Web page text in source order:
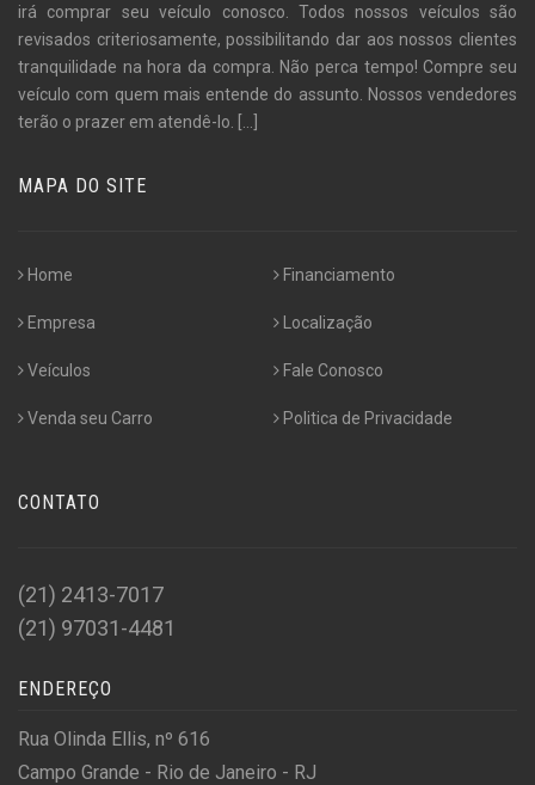
irá comprar seu veículo conosco. Todos nossos veículos são
revisados criteriosamente, possibilitando dar aos nossos clientes
tranquilidade na hora da compra. Não perca tempo! Compre seu
veículo com quem mais entende do assunto. Nossos vendedores
terão o prazer em atendê-lo. [...]
MAPA DO SITE
Home
Empresa
Veículos
Venda seu Carro
Financiamento
Localização
Fale Conosco
Politica de Privacidade
CONTATO
(21) 2413-7017
(21) 97031-4481
ENDEREÇO
Rua Olinda Ellis, nº 616
Campo Grande - Rio de Janeiro - RJ